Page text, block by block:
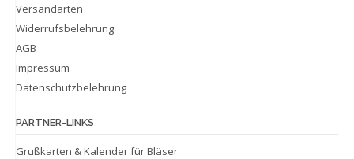
Versandarten
Widerrufsbelehrung
AGB
Impressum
Datenschutzbelehrung
PARTNER-LINKS
Grußkarten & Kalender für Bläser